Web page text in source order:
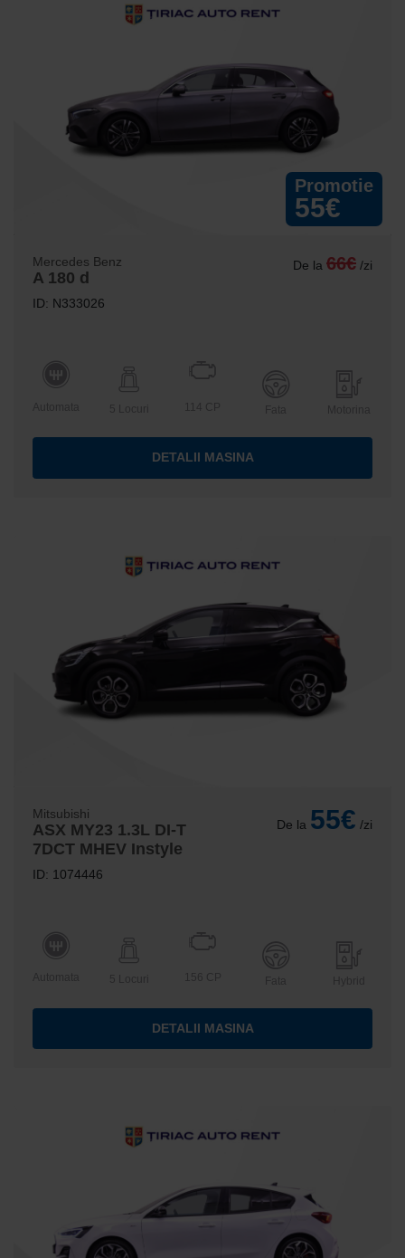
Promotie
55€
Mercedes Benz
A 180 d
ID: N333026
De la 66€ /zi
Automata 5 Locuri 114 CP Motorina
DETALII MASINA
Mitsubishi
ASX MY23 1.3L DI-T
7DCT MHEV Instyle
ID: 1074446
De la 55€ /zi
Automata 5 Locuri 156 CP Hybrid
DETALII MASINA